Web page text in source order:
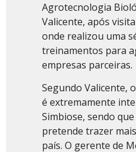
Agrotecnologia
Valicente, após
onde realizou uma
treinamentos para
empresas parceiras.
Segundo Valicente,
é extremamente
Simbiose, sendo
pretende trazer
país. O gerente de